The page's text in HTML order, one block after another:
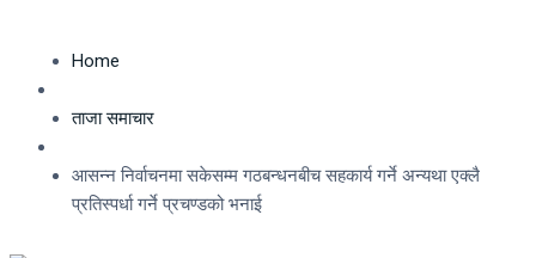
Home
ताजा समाचार
आसन्न निर्वाचनमा सकेसम्म गठबन्धनबीच सहकार्य गर्ने अन्यथा एक्लै
प्रतिस्पर्धा गर्ने प्रचण्डको भनाई